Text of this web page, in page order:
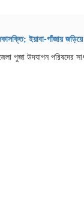
ইয়াবা-গাঁজায়
পুজা উদযাপন পরিষদের